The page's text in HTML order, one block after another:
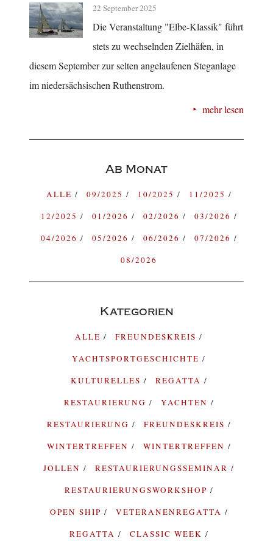
22 September 2025
Die Veranstaltung "Elbe-Klassik" führt
stets zu wechselnden Zielhäfen, in
diesem September zur selten angelaufenen Steganlage
im niedersächsischen Ruthenstrom.
mehr lesen
Ab Monat
ALLE 09/2025 10/2025
11/2025
12/2025
01/2026 02/2026
03/2026
04/2026
05/2026 06/2026
07/2026
08/2026
Kategorien
ALLE
FREUNDESKREIS
YACHTSPORTGESCHICHTE
KULTURELLES
REGATTA
RESTAURIERUNG
YACHTEN
RESTAURIERUNG
FREUNDESKREIS
WINTERTREFFEN
WINTERTREFFEN
JOLLEN
RESTAURIERUNGSSEMINAR
RESTAURIERUNGSWORKSHOP
OPEN SHIP
VETERANENREGATTA
REGATTA
CLASSIC WEEK